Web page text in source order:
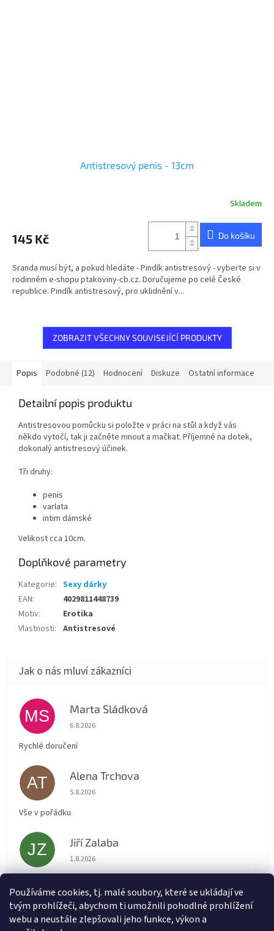
Používáme cookies, tj. malé soubory, které se ukládají ve
tvým prohlížeči, abychom ti umožnili pohodlné prohlížení
webu a neustále zlepšovali jeho funkce, výkon a
Antistresový penis - 13cm
je
z
5
hvězdiček.
Skladem
145 Kč Do košíku
Sranda musí být, a pokud hledáte - Pindík antistresový - vyberte si v
rodinném e-shopu ptakoviny-cb.cz. Doručujeme po celé České
republice. Pindík antistresový, pro uklidnění v...
ZOBRAZIT VŠECHNY SOUVISEJÍCÍ PRODUKTY
Popis Podobné (12) Hodnocení Diskuze Ostatní informace
Detailní popis produktu
Antistresovou pomůcku si položte v práci na stůl a když vás
někdo vytočí, tak ji začněte mnout a mačkat. Příjemné na dotek,
dokonalý antistresový účinek.
Tři druhy:
penis
varlata
intim dámské
Velikost cca 10cm.
Doplňkové parametry
Kategorie: Sexy dárky
EAN:
4029811448739
Motiv:
Erotika
Vlastnosti: Antistresové
MS Marta Sládková
Hodnocení obchodu je 5 z 5 hvězdiček.
6.8.2026
Rychlé doručení
AT Alena Trchova
Hodnocení obchodu je 5 z 5 hvězdiček.
5.8.2026
Vše v pořádku
JZ Jiří Zalaba
Hodnocení obchodu je 5 z 5 hvězdiček.
1.8.2026
L Lída
Hodnocení obchodu je 5 z 5 hvězdiček.
31.7.2026